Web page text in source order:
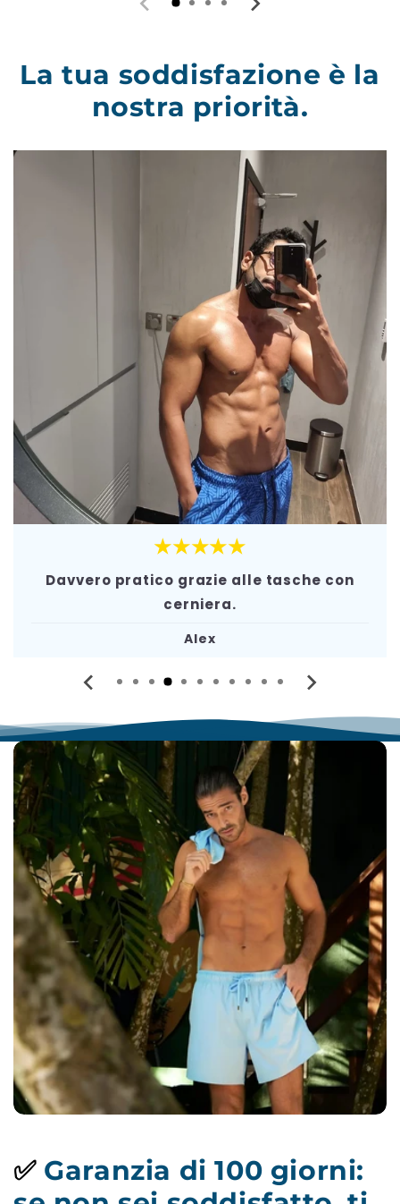
La tua soddisfazione è la
nostra priorità.
★★★★★
Davvero pratico grazie alle tasche con
cerniera.
Alex
✅ Garanzia di 100 giorni: